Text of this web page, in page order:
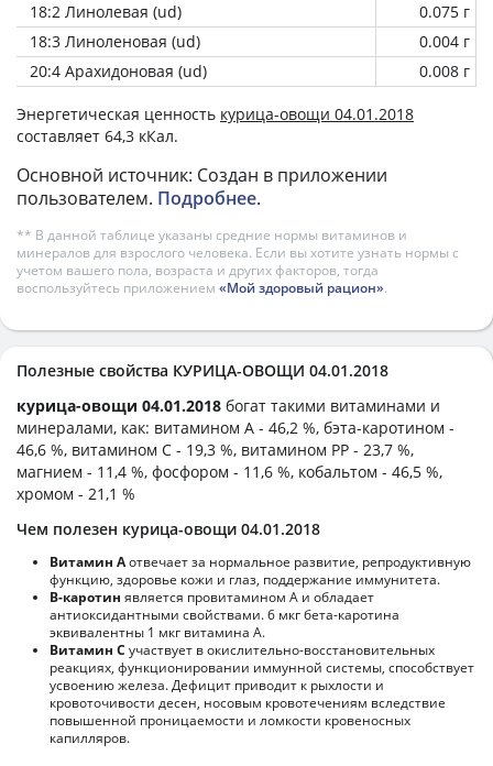
18:2 Линолевая (ud)
0.075 г
18:3 Линоленовая (ud)
0.004 г
20:4 Арахидоновая (ud)
0.008 г
Энергетическая ценность курица-овощи 04.01.2018
составляет 64,3 кКал.
Основной источник: Создан в приложении
пользователем. Подробнее.
** В данной таблице указаны средние нормы витаминов и
минералов для взрослого человека. Если вы хотите узнать нормы с
учетом вашего пола, возраста и других факторов, тогда
воспользуйтесь приложением «Мой здоровый рацион».
Полезные свойства КУРИЦА-ОВОЩИ 04.01.2018
курица-овощи 04.01.2018 богат такими витаминами и
минералами, как: витамином А - 46,2 %, бэта-каротином -
46,6 %, витамином C - 19,3 %, витамином PP - 23,7 %,
магнием - 11,4 %, фосфором - 11,6 %, кобальтом - 46,5 %,
хромом - 21,1 %
Чем полезен курица-овощи 04.01.2018
Витамин Аотвечает за нормальное развитие, репродуктивную
функцию, здоровье кожи и глаз, поддержание иммунитета.
В-каротин является провитамином А и обладает
антиоксидантными свойствами. 6 мкг бета-каротина
эквивалентны 1 мкг витамина А.
Витамин С участвует в окислительно-восстановительных
реакциях, функционировании иммунной системы, способствует
усвоению железа. Дефицит приводит к рыхлости и
кровоточивости десен, носовым кровотечениям вследствие
повышенной проницаемости и ломкости кровеносных
капилляров.